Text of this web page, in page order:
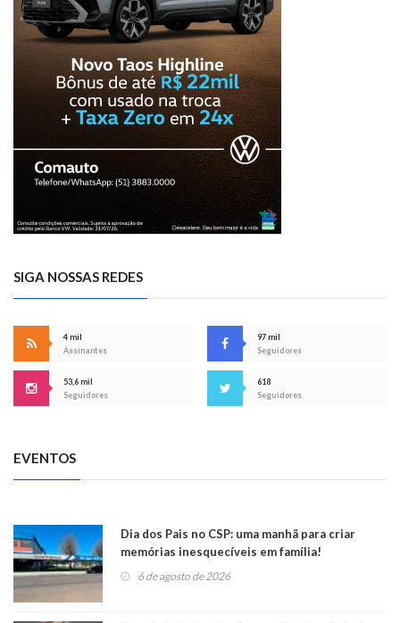
SIGA NOSSAS REDES
4 mil
Assinantes
97 mil
Seguidores
53,6 mil
Seguidores
618
Seguidores
EVENTOS
Dia dos Pais no CSP: uma manhã para criar
memórias inesquecíveis em família!
6 de agosto de 2026